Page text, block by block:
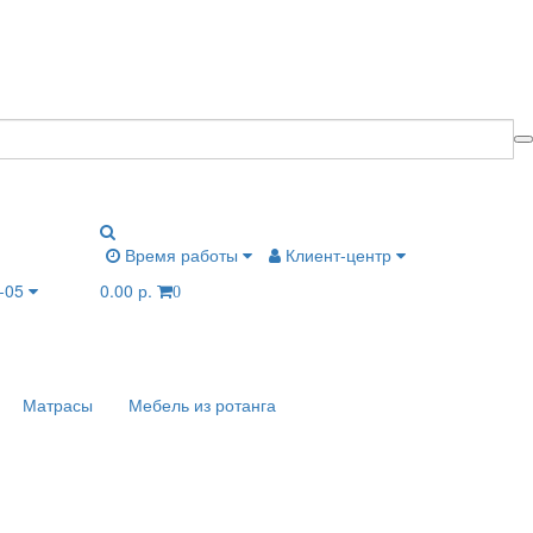
Время работы
Клиент-центр
05
0.00 р. 0
Матрасы Мебель из ротанга